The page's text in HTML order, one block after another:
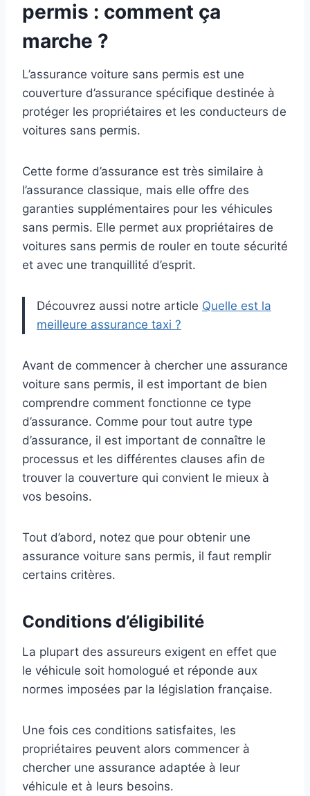
permis : comment ça
marche ?
L’assurance voiture sans permis est une
couverture d’assurance spécifique destinée à
protéger les propriétaires et les conducteurs de
voitures sans permis.
Cette forme d’assurance est très similaire à
l’assurance classique, mais elle offre des
garanties supplémentaires pour les véhicules
sans permis. Elle permet aux propriétaires de
voitures sans permis de rouler en toute sécurité
et avec une tranquillité d’esprit.
Découvrez aussi notre article Quelle est la
meilleure assurance taxi ?
Avant de commencer à chercher une assurance
voiture sans permis, il est important de bien
comprendre comment fonctionne ce type
d’assurance. Comme pour tout autre type
d’assurance, il est important de connaître le
processus et les différentes clauses afin de
trouver la couverture qui convient le mieux à
vos besoins.
Tout d’abord, notez que pour obtenir une
assurance voiture sans permis, il faut remplir
certains critères.
Conditions d’éligibilité
La plupart des assureurs exigent en effet que
le véhicule soit homologué et réponde aux
normes imposées par la législation française.
Une fois ces conditions satisfaites, les
propriétaires peuvent alors commencer à
chercher une assurance adaptée à leur
véhicule et à leurs besoins.